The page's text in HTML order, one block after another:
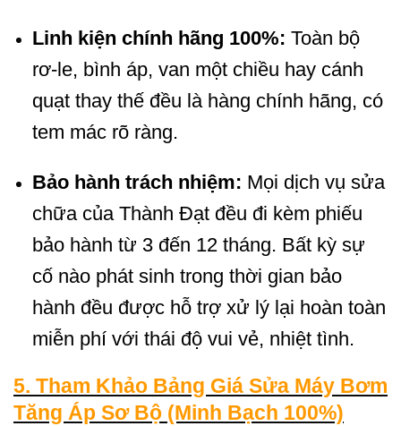
Linh kiện chính hãng 100%: Toàn bộ
rơ-le, bình áp, van một chiều hay cánh
quạt thay thế đều là hàng chính hãng, có
tem mác rõ ràng.
Bảo hành trách nhiệm: Mọi dịch vụ sửa
chữa của Thành Đạt đều đi kèm phiếu
bảo hành từ 3 đến 12 tháng. Bất kỳ sự
cố nào phát sinh trong thời gian bảo
hành đều được hỗ trợ xử lý lại hoàn toàn
miễn phí với thái độ vui vẻ, nhiệt tình.
5. Tham Khảo Bảng Giá Sửa Máy Bơm
Tăng Áp Sơ Bộ (Minh Bạch 100%)